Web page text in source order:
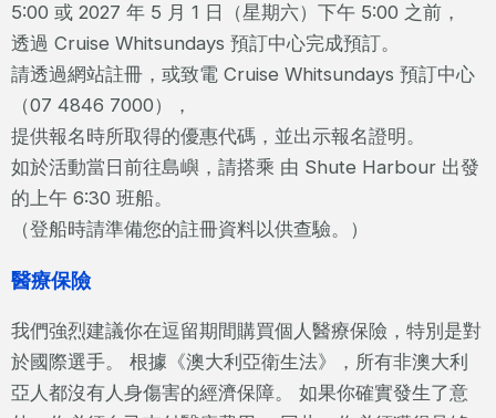
5:00 或 2027 年 5 月 1 日（星期六）下午 5:00 之前，
透過 Cruise Whitsundays 預訂中心完成預訂。
請透過網站註冊，或致電 Cruise Whitsundays 預訂中心
（07 4846 7000），
提供報名時所取得的優惠代碼，並出示報名證明。
如於活動當日前往島嶼，請搭乘 由 Shute Harbour 出發
的上午 6:30 班船。
（登船時請準備您的註冊資料以供查驗。）
醫療保險
我們強烈建議你在逗留期間購買個人醫療保險，特別是對
於國際選手。 根據《澳大利亞衛生法》，所有非澳大利
亞人都沒有人身傷害的經濟保障。 如果你確實發生了意